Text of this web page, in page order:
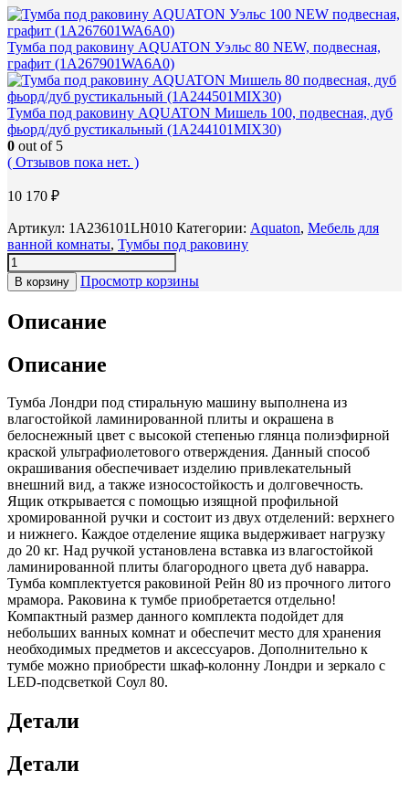
Тумба под раковину AQUATON Уэльс 80 NEW, подвесная,
графит (1A267901WA6A0)
Тумба под раковину AQUATON Мишель 100, подвесная, дуб
фьорд/дуб рустикальный (1A244101MIX30)
0 out of 5
( Отзывов пока нет. )
10 170 ₽
Артикул: 1A236101LH010 Категории: Aquaton, Мебель для
ванной комнаты, Тумбы под раковину
В корзину Просмотр корзины
Описание
Описание
Тумба Лондри под стиральную машину выполнена из
влагостойкой ламинированной плиты и окрашена в
белоснежный цвет с высокой степенью глянца полиэфирной
краской ультрафиолетового отверждения. Данный способ
окрашивания обеспечивает изделию привлекательный
внешний вид, а также износостойкость и долговечность.
Ящик открывается с помощью изящной профильной
хромированной ручки и состоит из двух отделений: верхнего
и нижнего. Каждое отделение ящика выдерживает нагрузку
до 20 кг. Над ручкой установлена вставка из влагостойкой
ламинированной плиты благородного цвета дуб наварра.
Тумба комплектуется раковиной Рейн 80 из прочного литого
мрамора. Раковина к тумбе приобретается отдельно!
Компактный размер данного комплекта подойдет для
небольших ванных комнат и обеспечит место для хранения
необходимых предметов и аксессуаров. Дополнительно к
тумбе можно приобрести шкаф-колонну Лондри и зеркало c
LED-подсветкой Соул 80.
Детали
Детали